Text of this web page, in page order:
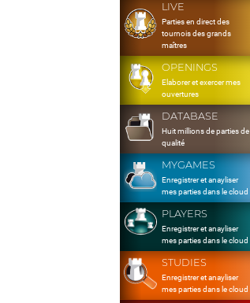
LIVE
Parties en direct des
tournois des grands
maîtres
OPENINGS
Elaborer et exercer mes
ouvertures
DATABASE
Huit millions de parties de
qualité
MYGAMES
Enregistrer et anayliser
mes parties dans le cloud
PLAYERS
Enregistrer et anayliser
mes parties dans le cloud
STUDIES
Enregistrer et anayliser
mes parties dans le cloud